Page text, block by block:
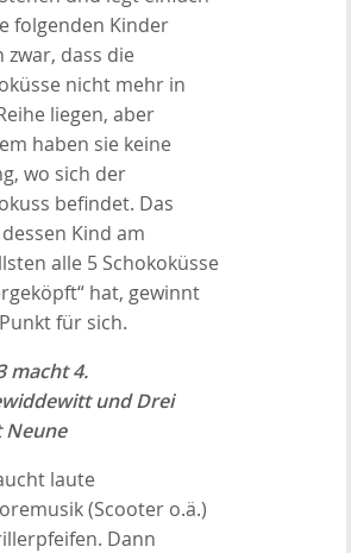
folgenden Kinder
zwar, dass die
nicht mehr in
liegen, aber
haben sie keine
wo sich der
befindet. Das
Kind am
alle 5 Schokoküsse
hat, gewinnt
für sich.
macht 4.
und Drei
Neune
laute
(Scooter o.ä.)
Dann